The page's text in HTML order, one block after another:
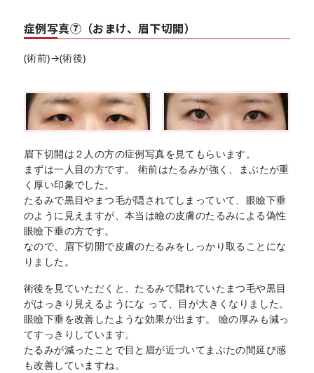
症例写真⑦（おまけ、眉下切開）
(術前)→(術後)
眉下切開は２人の方の症例写真を見てもらいます。
まずは一人目の方です。 術前はたるみが強く、まぶたが重
く厚い印象でした。
たるみで黒目やまつ毛が隠されてしまっていて、眼瞼下垂
のように見えますが、本当は瞼の皮膚のたるみによる偽性
眼瞼下垂の方です。
なので、眉下切開で皮膚のたるみをしっかり取ることにな
りました。
術後を見ていただくと、たるみで隠れていたまつ毛や黒目
がはっきり見えるようにな って、目が大きくなりました。
眼瞼下垂を改善したような効果が出ます。 瞼の厚みも減っ
てすっきりしています。
たるみが減ったことで目と眉が近づいてまぶたの間延び感
も改善していますね。